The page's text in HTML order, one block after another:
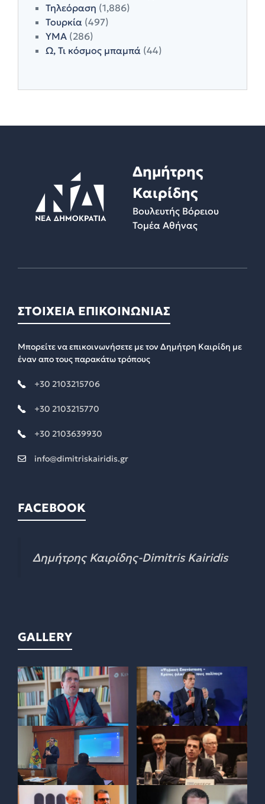
Τηλεόραση (1,886)
Τουρκία (497)
ΥΜΑ (286)
Ω, Τι κόσμος μπαμπά (44)
Δημήτρης
Καιρίδης
Βουλευτής Βόρειου
Τομέα Αθήνας
ΣΤΟΙΧΕΙΑ ΕΠΙΚΟΙΝΩΝΙΑΣ
Μπορείτε να επικοινωνήσετε με τον Δημήτρη Καιρίδη με
έναν απο τους παρακάτω τρόπους
+30 2103215706
+30 2103215770
+30 2103639930
info@dimitriskairidis.gr
FACEBOOK
Δημήτρης Καιρίδης-Dimitris Kairidis
GALLERY